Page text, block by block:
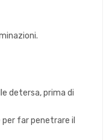
detersa, prima di
far penetrare il